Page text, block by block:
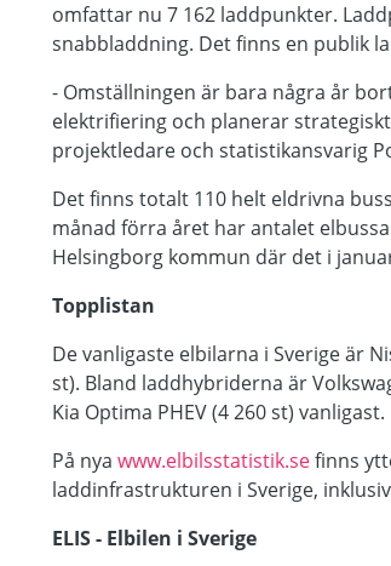
omfattar nu 7 162 laddpunkter.
snabbladdning. Det finns en publik
- Omställningen är bara några år
elektrifiering och planerar
projektledare och statistikansvarig
Det finns totalt 110 helt eldrivna
månad förra året har antalet
Helsingborg kommun där det i
Topplistan
De vanligaste elbilarna i Sverige är
st). Bland laddhybriderna är
Kia Optima PHEV (4 260 st) vanligast.
På nya www.elbilsstatistik.sefinns
laddinfrastrukturen i Sverige,
ELIS - Elbilen i Sverige